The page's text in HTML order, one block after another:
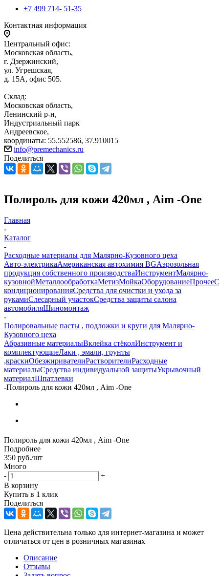
+7 499 714- 51-35
Контактная информация
Центральный офис:
Московская область,
г. Дзержинский,
ул. Угрешская,
д. 15А, офис 505.
Склад:
Московская область,
Ленинский р-н,
Индустриальный парк
Андреевское,
координаты: 55.552586, 37.910015
info@premechanics.ru
Поделиться
Полироль для кожи 420мл , Aim -One
Главная
-
Каталог
-
Расходные материалы для Малярно-Кузовного цеха
Авто-электрикаАмериканская автохимия BGАэрозольная
продукция собственного производстваИнструментМалярно-
кузовнойМеталлообработкаМетизМойкаОборудованиеПрочее
кондиционированияСредства для очистки и ухода за
рукамиСлесарный участокСредства защиты салона
автомобиляШиномонтаж
-
Полировальные пасты , подложки и круги для Малярно-
Кузовного цеха
Абразивные материалыВклейка стёколИнструмент и
комплектующиеЛаки , эмали, грунты
,краскиОбезжиривателиРастворителиРасходные
материалыСредства индивидуальной защитыУкрывочный
материалШпатлевки
-Полироль для кожи 420мл , Aim -One
Полироль для кожи 420мл , Aim -One
Подробнее
350 руб./шт
Много
-
+
В корзину
Купить в 1 клик
Поделиться
Цена действительна только для интернет-магазина и может
отличаться от цен в розничных магазинах
Описание
Отзывы